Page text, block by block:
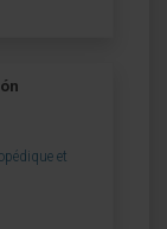
et